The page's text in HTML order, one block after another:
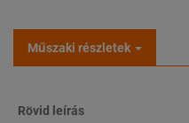
Műszaki részletek
Rövid leírás